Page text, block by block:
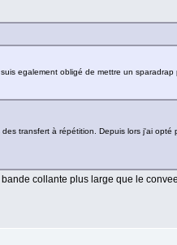
egalement obligé de mettre un
transfert à répétition. Depuis lors j'ai opté
collante plus large que le